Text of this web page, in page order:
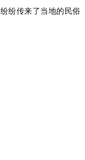
纷传来了当地的民俗